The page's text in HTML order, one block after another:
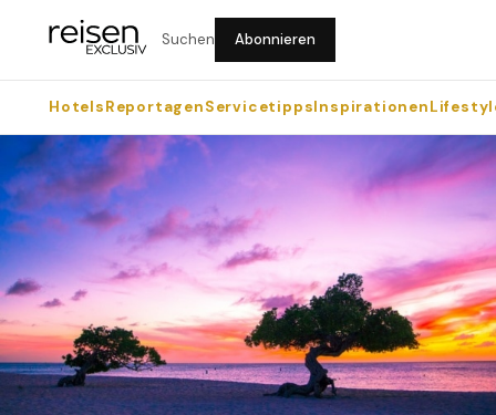
Suchen Abonnieren
HotelsReportagenServicetippsInspirationen